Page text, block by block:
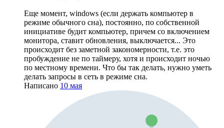
Еще момент, windows (если держать компьютер в
режиме обычного сна), постоянно, по собственной
инициативе будит компьютер, причем со включением
монитора, ставит обновления, выключается... Это
происходит без заметной закономерности, т.е. это
пробуждение не по таймеру, хотя и происходит ночью
по местному времени. Что бы так делать, нужно уметь
делать запросы в сеть в режиме сна.
Написано 10 мая